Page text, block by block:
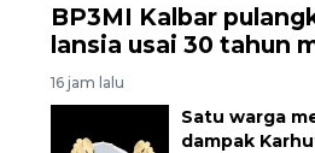
BP3MI Kalbar
lansia usai 30 tahun
16 jam lalu
Satu warga
dampak